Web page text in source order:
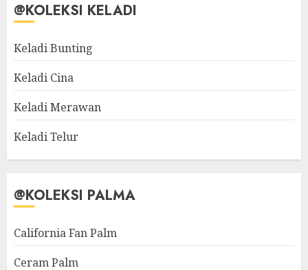
@KOLEKSI KELADI
Keladi Bunting
Keladi Cina
Keladi Merawan
Keladi Telur
@KOLEKSI PALMA
California Fan Palm
Ceram Palm